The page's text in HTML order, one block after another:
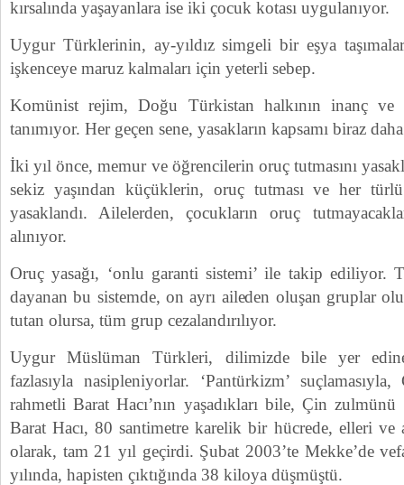
kırsalında yaşayanlara ise iki çocuk kotası uygulanıyor.
Uygur Türklerinin, ay-yıldız simgeli bir eşya
işkenceye maruz kalmaları için yeterli sebep.
Komünist rejim, Doğu Türkistan halkının inanç ve
tanımıyor. Her geçen sene, yasakların kapsamı biraz
İki yıl önce, memur ve öğrencilerin oruç tutmasını
sekiz yaşından küçüklerin, oruç tutması ve her
yasaklandı. Ailelerden, çocukların oruç
alınıyor.
Oruç yasağı, ‘onlu garanti sistemi’ ile takip ediliyor.
dayanan bu sistemde, on ayrı aileden oluşan gruplar
tutan olursa, tüm grup cezalandırılıyor.
Uygur Müslüman Türkleri, dilimizde bile yer
fazlasıyla nasipleniyorlar. ‘Pantürkizm’
rahmetli Barat Hacı’nın yaşadıkları bile, Çin
Barat Hacı, 80 santimetre karelik bir hücrede, elleri ve
olarak, tam 21 yıl geçirdi. Şubat 2003’te Mekke’de
yılında, hapisten çıktığında 38 kiloya düşmüştü.